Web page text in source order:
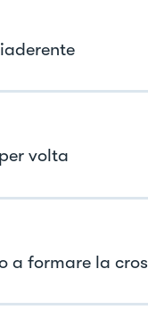
volta
a formare la